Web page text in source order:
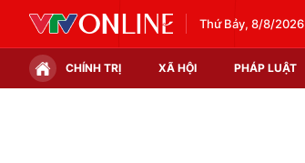
Thứ Bảy, 8/8/2026
CHÍNH TRỊ XÃ HỘI PHÁP LUẬT